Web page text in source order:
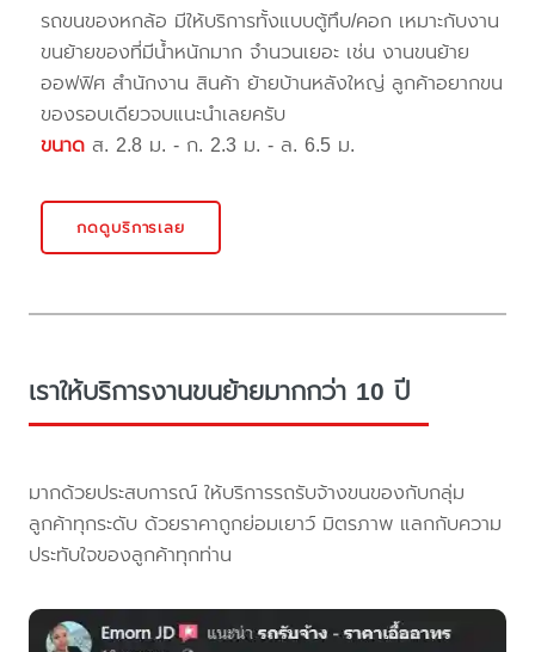
รถขนของหกล้อ มีให้บริการทั้งแบบตู้ทึบ/คอก เหมาะกับงาน
ขนย้ายของที่มีน้ำหนักมาก จำนวนเยอะ เช่น งานขนย้าย
ออฟฟิศ สำนักงาน สินค้า ย้ายบ้านหลังใหญ่ ลูกค้าอยากขน
ของรอบเดียวจบแนะนำเลยครับ
ขนาด ส. 2.8 ม. - ก. 2.3 ม. - ล. 6.5 ม.
กดดูบริการเลย
เราให้บริการงานขนย้ายมากกว่า 10 ปี
มากด้วยประสบการณ์ ให้บริการรถรับจ้างขนของกับกลุ่ม
ลูกค้าทุกระดับ ด้วยราคาถูกย่อมเยาว์ มิตรภาพ แลกกับความ
ประทับใจของลูกค้าทุกท่าน